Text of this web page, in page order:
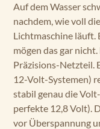
Auf dem Wasser
nachdem, wie voll
Lichtmaschine
mögen das gar
Präzisions-Netzteil.
12-Volt-Systemen)
stabil genau die
perfekte 12,8 Volt).
vor Überspannung